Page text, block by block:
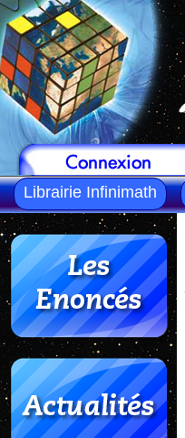
Librairie Infinimath